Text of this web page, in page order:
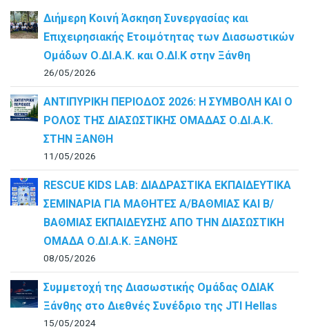
Διήμερη Κοινή Άσκηση Συνεργασίας και
Επιχειρησιακής Ετοιμότητας των Διασωστικών
Ομάδων Ο.ΔΙ.Α.Κ. και Ο.ΔΙ.Κ στην Ξάνθη
26/05/2026
ΑΝΤΙΠΥΡΙΚΗ ΠΕΡΙΟΔΟΣ 2026: Η ΣΥΜΒΟΛΗ ΚΑΙ Ο
ΡΟΛΟΣ ΤΗΣ ΔΙΑΣΩΣΤΙΚΗΣ ΟΜΑΔΑΣ Ο.ΔΙ.Α.Κ.
ΣΤΗΝ ΞΑΝΘΗ
11/05/2026
RESCUE KIDS LAB: ΔΙAΔΡΑΣΤΙΚΑ ΕΚΠΑΙΔΕΥΤΙΚΑ
ΣΕΜΙΝΑΡΙΑ ΓΙΑ ΜΑΘΗΤΕΣ Α/ΒΑΘΜΙΑΣ ΚΑΙ Β/
ΒΑΘΜΙΑΣ ΕΚΠΑΙΔΕΥΣΗΣ ΑΠΟ ΤΗΝ ΔΙΑΣΩΣΤΙΚΗ
ΟΜΑΔΑ Ο.ΔΙ.Α.Κ. ΞΑΝΘΗΣ
08/05/2026
Συμμετοχή της Διασωστικής Ομάδας ΟΔΙΑΚ
Ξάνθης στο Διεθνές Συνέδριο της JTI Hellas
15/05/2024